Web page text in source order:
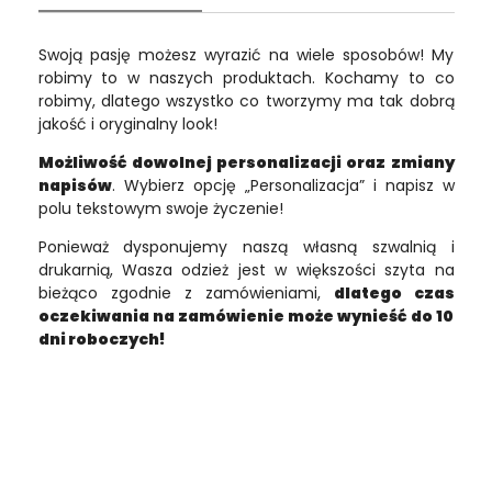
Swoją pasję możesz wyrazić na wiele sposobów! My
robimy to w naszych produktach. Kochamy to co
robimy, dlatego wszystko co tworzymy ma tak dobrą
jakość i oryginalny look!
Możliwość dowolnej personalizacji oraz zmiany
napisów. Wybierz opcję „Personalizacja” i napisz w
polu tekstowym swoje życzenie!
Ponieważ dysponujemy naszą własną szwalnią i
drukarnią, Wasza odzież jest w większości szyta na
bieżąco zgodnie z zamówieniami, dlatego czas
oczekiwania na zamówienie może wynieść do 10
dni roboczych!